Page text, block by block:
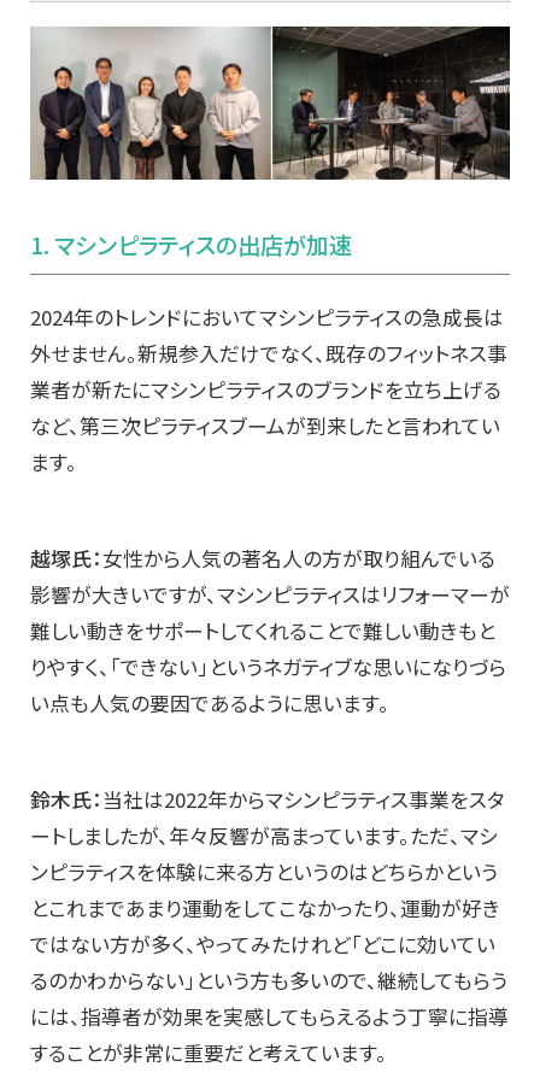
1. マシンピラティスの出店が加速
2024年のトレンドにおいてマシンピラティスの急成長は
外せません。新規参入だけでなく、既存のフィットネス事
業者が新たにマシンピラティスのブランドを立ち上げる
など、第三次ピラティスブームが到来したと言われてい
ます。
越塚氏：女性から人気の著名人の方が取り組んでいる
影響が大きいですが、マシンピラティスはリフォーマーが
難しい動きをサポートしてくれることで難しい動きもと
りやすく、「できない」というネガティブな思いになりづら
い点も人気の要因であるように思います。
鈴木氏： 当社は2022年からマシンピラティス事業をスタ
ートしましたが、年々反響が高まっています。ただ、マシ
ンピラティスを体験に来る方というのはどちらかという
とこれまであまり運動をしてこなかったり、運動が好き
ではない方が多く、やってみたけれど「どこに効いてい
るのかわからない」という方も多いので、継続してもらう
には、指導者が効果を実感してもらえるよう丁寧に指導
することが非常に重要だと考えています。